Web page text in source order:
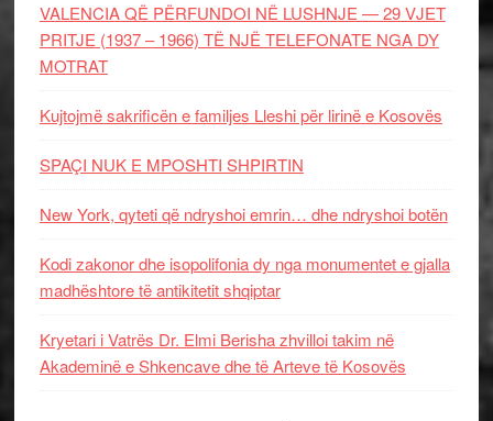
VALENCIA QË PËRFUNDOI NË LUSHNJE — 29 VJET
PRITJE (1937 – 1966) TË NJË TELEFONATE NGA DY
MOTRAT
Kujtojmë sakrificën e familjes Lleshi për lirinë e Kosovës
SPAÇI NUK E MPOSHTI SHPIRTIN
New York, qyteti që ndryshoi emrin… dhe ndryshoi botën
Kodi zakonor dhe isopolifonia dy nga monumentet e gjalla
madhështore të antikitetit shqiptar
Kryetari i Vatrës Dr. Elmi Berisha zhvilloi takim në
Akademinë e Shkencave dhe të Arteve të Kosovës